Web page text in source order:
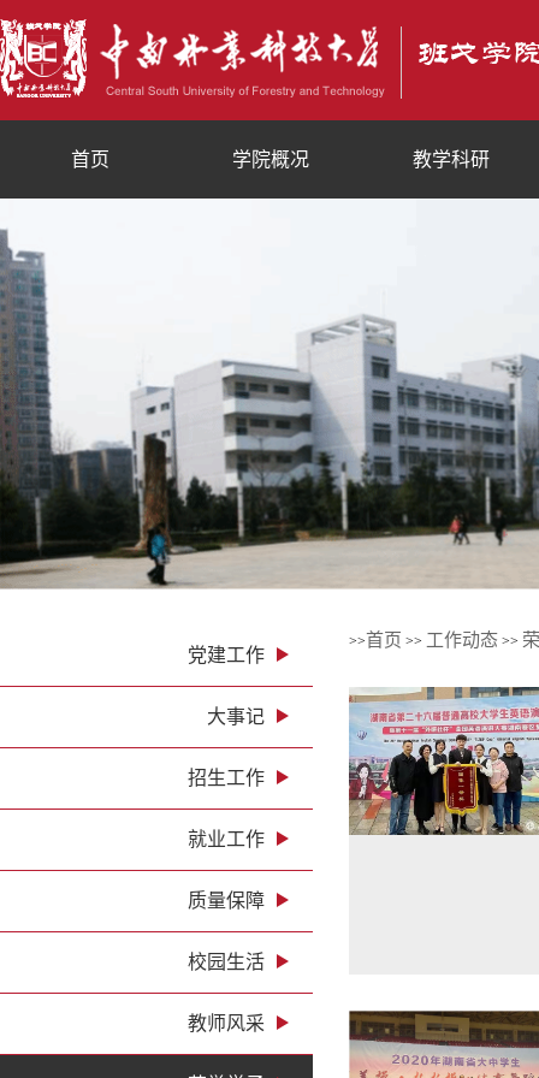
首页 学院概况 教学科研
党建工作
大事记
招生工作
就业工作
质量保障
校园生活
教师风采
>>首页 >> 工作动态 >>